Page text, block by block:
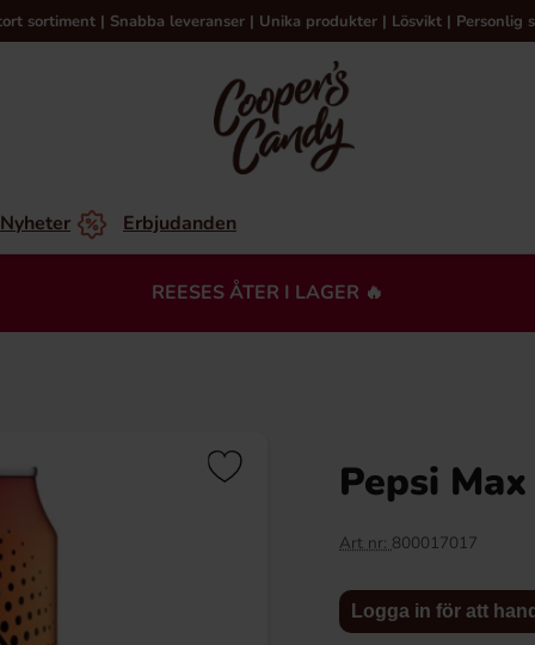
sortiment | Snabba leveranser | Unika produkter | Lösvikt | Personlig
Nyheter Erbjudanden
REESES ÅTER I LAGER 🔥
Du kanske också gillar…
Pepsi
Art nr: 800017017
Logga in för att